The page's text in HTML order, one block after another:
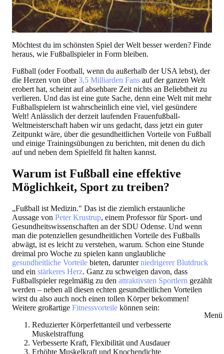
Menü
Möchtest du im schönsten Spiel der Welt besser werden? Finde
heraus, wie Fußballspieler in Form bleiben.
Fußball (oder Football, wenn du außerhalb der USA lebst), der
die Herzen von über3,5 Milliarden Fans auf der ganzen Welt
erobert hat, scheint auf absehbare Zeit nichts an Beliebtheit zu
verlieren. Und das ist eine gute Sache, denn eine Welt mit mehr
Fußballspielern ist wahrscheinlich eine viel, viel gesündere
Welt! Anlässlich der derzeit laufenden Frauenfußball-
Weltmeisterschaft haben wir uns gedacht, dass jetzt ein guter
Zeitpunkt wäre, über die gesundheitlichen Vorteile von Fußball
und einige Trainingsübungen zu berichten, mit denen du dich
auf und neben dem Spielfeld fit halten kannst.
Warum ist Fußball eine effektive
Möglichkeit, Sport zu treiben?
„Fußball ist Medizin." Das ist die ziemlich erstaunliche
Aussage von Peter Krustrup, einem Professor für Sport- und
Gesundheitswissenschaften an der SDU Odense. Und wenn
man die potenziellen gesundheitlichen Vorteile des Fußballs
abwägt, ist es leicht zu verstehen, warum. Schon eine Stunde
dreimal pro Woche zu spielen kann unglaubliche
gesundheitliche Vorteile bieten, darunterniedrigerer Blutdruck
und ein stärkeres Herz. Ganz zu schweigen davon, dass
Fußballspieler regelmäßig zu den attraktivsten Sportlern gezählt
werden – neben all diesen echten gesundheitlichen Vorteilen
wirst du also auch noch einen tollen Körper bekommen!
Weitere großartige Fitnessvorteile können sein:
Reduzierter Körperfettanteil und verbesserte
Muskelstraffung
Verbesserte Kraft, Flexibilität und Ausdauer
Erhöhte Muskelkraft und Knochendichte